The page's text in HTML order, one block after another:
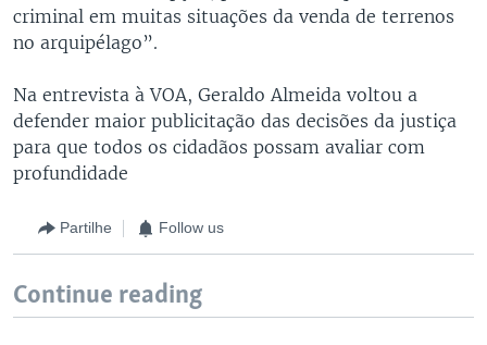
criminal em muitas situações da venda de terrenos
no arquipélago”.
Na entrevista à VOA, Geraldo Almeida voltou a
defender maior publicitação das decisões da justiça
para que todos os cidadãos possam avaliar com
profundidade
Partilhe Follow us
Continue reading